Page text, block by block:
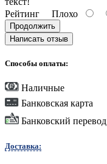
Рейтинг Плохо
Продолжить
Написать отзыв
Способы оплаты:
Наличные
Банковская карта
Банковский перевод
Доставка: